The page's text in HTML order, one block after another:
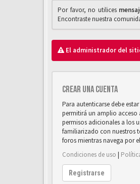
Por favor, no utilices
Encontraste nuestra
El administrador del
Crear una cuenta
Para autenticarse debe
permitirá un amplio acceso
permisos adicionales a los
familiarizado con nuestros
foros mientras navega por
Condiciones de uso |
Registrarse